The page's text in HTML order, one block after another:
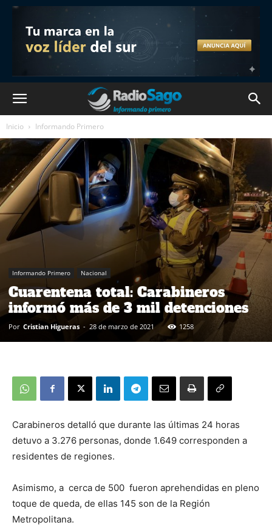
Inicio Informando Primero
Informando Primero Nacional
Cuarentena total: Carabineros
informó más de 3 mil detenciones
Por Cristian Higueras - 28 de marzo de 2021 1258
Carabineros detalló que durante las últimas 24 horas
detuvo a 3.276 personas, donde 1.649 corresponden a
residentes de regiones.
Asimismo, a cerca de 500 fueron aprehendidas en pleno
toque de queda, de ellas 145 son de la Región
Metropolitana.